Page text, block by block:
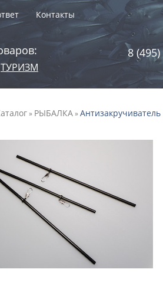
Контакты
ТУРИЗМ
8
» РЫБАЛКА»